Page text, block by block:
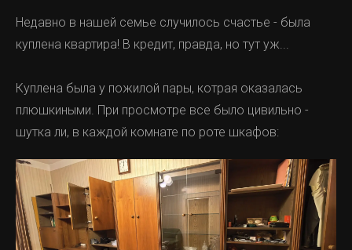
Недавно в нашей семье случилось счастье - была
куплена квартира! В кредит, правда, но тут уж...
Куплена была у пожилой пары, котрая оказалась
плюшкиными. При просмотре все было цивильно -
шутка ли, в каждой комнате по роте шкафов: